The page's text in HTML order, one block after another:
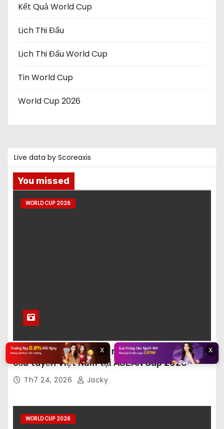
Kết Quả World Cup
Lịch Thi Đấu
Lịch Thi Đấu World Cup
Tin World Cup
World Cup 2026
Live data by Scoreaxis
You missed
WORLD CUP 2026
Ông Dương Vũ Lâm chỉ ra “hang hổ” thực sự
của tuyển Việt Nam tại ASEAN Cup 2026
Th7 24, 2026 Jacky
WORLD CUP 2026
x x